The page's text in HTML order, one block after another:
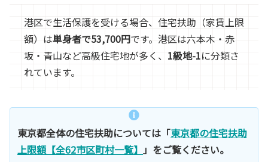
港区で生活保護を受ける場合、住宅扶助（家賃上限
額）は単身者で53,700円です。港区は六本木・赤
坂・青山など高級住宅地が多く、 1級地-1に分類さ
れています。
東京都全体の住宅扶助については「東京都の住宅扶助
上限額【全62市区町村一覧】 」をご覧ください。